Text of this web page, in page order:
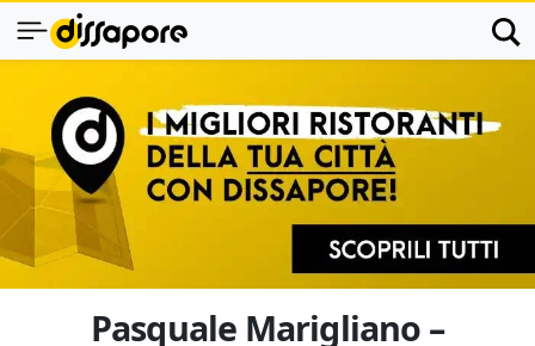
Pasquale Marigliano –